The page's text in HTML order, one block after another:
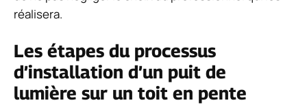
réalisera.
Les étapes du processus
d’installation d’un puit de
lumière sur un toit en pente